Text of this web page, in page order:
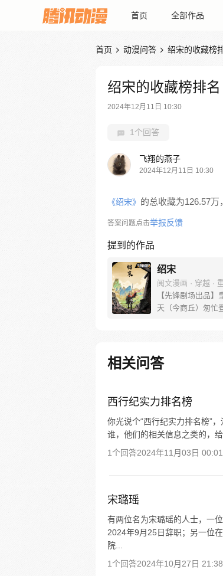
首页 全部作品
首页  动漫问答  绍宋的收藏榜
绍宋的收藏榜排名
2024年12月11日 10:30
1个回答
飞翔的燕子
2024年12月11日 10:30
《绍宋》 的总收藏为126.57万
答案问题点击举报反馈
提到的作品
绍宋
阅文漫画 · 穿越 ·
【先锋剧场出品
天（今商丘）匆忙
官家就在亳州明道
中，起来后就谁都
自于九百年后灵魂
相关问答
西行纪实力排名榜
你光说个“西行纪实力排名榜”
谁，他们的相关信息之类的，
1个回答2024年11月03日 00:01
宋璐瑶
有两位名为宋璐瑶的人士，一
2024年9月25日辞职；另一位
院...
1个回答2024年10月27日 21:38